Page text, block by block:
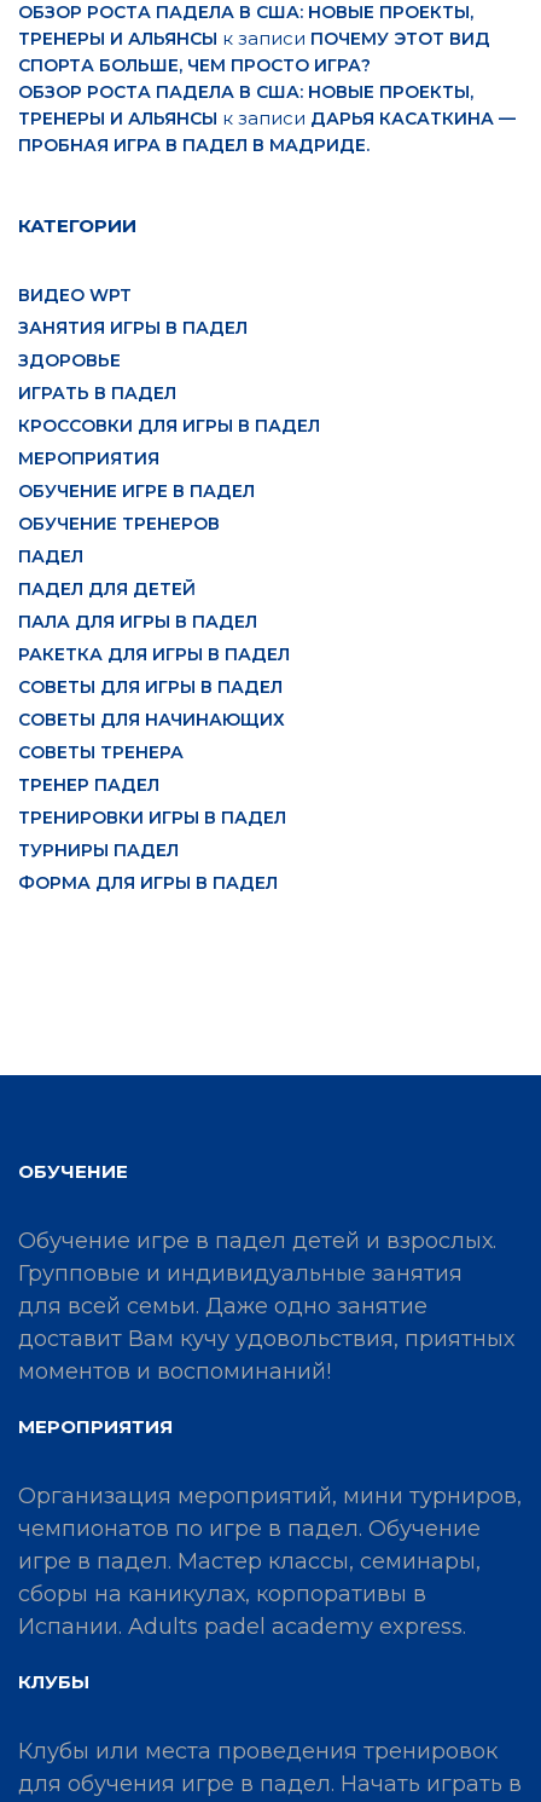
ОБЗОР РОСТА ПАДЕЛА В США: НОВЫЕ ПРОЕКТЫ,
ТРЕНЕРЫ И АЛЬЯНСЫ к записи ПОЧЕМУ ЭТОТ ВИД
СПОРТА БОЛЬШЕ, ЧЕМ ПРОСТО ИГРА?
ОБЗОР РОСТА ПАДЕЛА В США: НОВЫЕ ПРОЕКТЫ,
ТРЕНЕРЫ И АЛЬЯНСЫ к записи ДАРЬЯ КАСАТКИНА —
ПРОБНАЯ ИГРА В ПАДЕЛ В МАДРИДЕ.
КАТЕГОРИИ
ВИДЕО WPT
ЗАНЯТИЯ ИГРЫ В ПАДЕЛ
ЗДОРОВЬЕ
ИГРАТЬ В ПАДЕЛ
КРОССОВКИ ДЛЯ ИГРЫ В ПАДЕЛ
МЕРОПРИЯТИЯ
ОБУЧЕНИЕ ИГРЕ В ПАДЕЛ
ОБУЧЕНИЕ ТРЕНЕРОВ
ПАДЕЛ
ПАДЕЛ ДЛЯ ДЕТЕЙ
ПАЛА ДЛЯ ИГРЫ В ПАДЕЛ
РАКЕТКА ДЛЯ ИГРЫ В ПАДЕЛ
СОВЕТЫ ДЛЯ ИГРЫ В ПАДЕЛ
СОВЕТЫ ДЛЯ НАЧИНАЮЩИХ
СОВЕТЫ ТРЕНЕРА
ТРЕНЕР ПАДЕЛ
ТРЕНИРОВКИ ИГРЫ В ПАДЕЛ
ТУРНИРЫ ПАДЕЛ
ФОРМА ДЛЯ ИГРЫ В ПАДЕЛ
ОБУЧЕНИЕ
Обучение игре в падел детей и взрослых.
Групповые и индивидуальные занятия
для всей семьи. Даже одно занятие
доставит Вам кучу удовольствия, приятных
моментов и воспоминаний!
МЕРОПРИЯТИЯ
Организация мероприятий, мини турниров,
чемпионатов по игре в падел. Обучение
игре в падел. Мастер классы, семинары,
сборы на каникулах, корпоративы в
Испании. Adults padel academy express.
КЛУБЫ
Клубы или места проведения тренировок
для обучения игре в падел. Начать играть в